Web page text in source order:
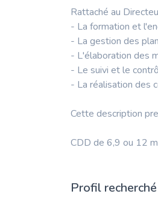
Rattaché au
- La formation et
- La gestion des
- L'élaboration des
- Le suivi et le
- La réalisation des
Cette description
CDD de 6,9 ou 12
Profil recherché